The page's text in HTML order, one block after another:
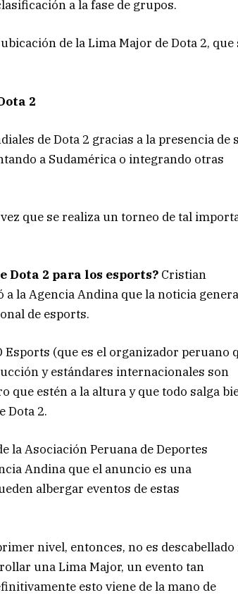
a la fase de grupos.
de la Lima Major de Dota 2, que
2
de Dota 2 gracias a la presencia de
a Sudamérica o integrando otras
que se realiza un torneo de tal
Dota 2 para los esports? Cristian
a la Agencia Andina que la noticia
de esports.
Esports (que es el organizador peruano
y estándares internacionales son
que estén a la altura y que todo salga
Dota 2.
la Asociación Peruana de Deportes
Andina que el anuncio es una
albergar eventos de estas
nivel, entonces, no es descabellado
una Lima Major, un evento tan
esto viene de la mano de